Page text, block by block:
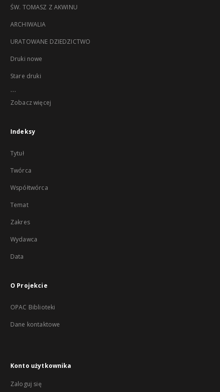
ŚW. TOMASZ Z AKWINU
ARCHIWALIA
URATOWANE DZIEDZICTWO
Druki nowe
Stare druki
...
Zobacz więcej
Indeksy
Tytuł
Twórca
Współtwórca
Temat
Zakres
Wydawca
Data
O Projekcie
OPAC Biblioteki
Dane kontaktowe
Konto użytkownika
Zaloguj się